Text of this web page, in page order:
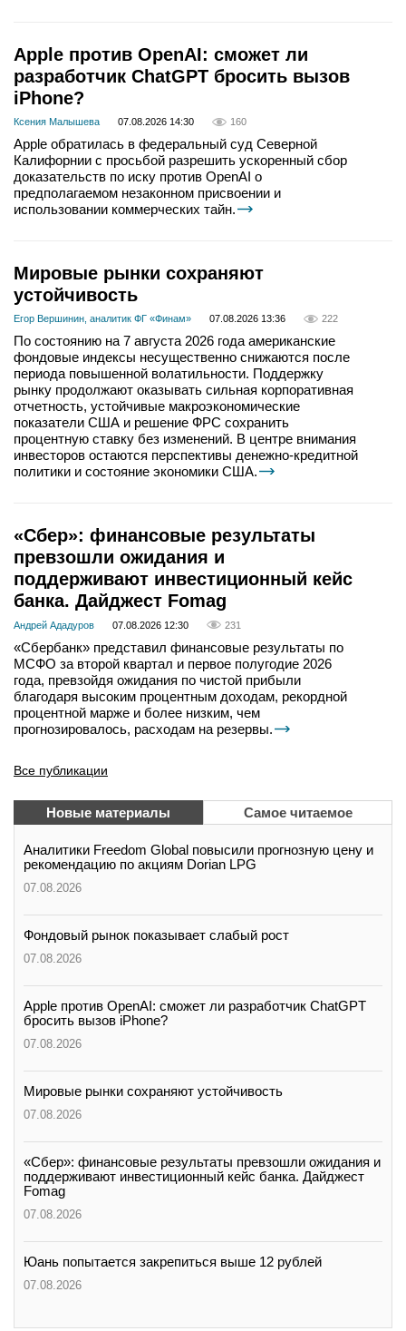
Apple против OpenAI: сможет ли
разработчик ChatGPT бросить вызов
iPhone?
Ксения Малышева 07.08.2026 14:30 160
Apple обратилась в федеральный суд Северной
Калифорнии с просьбой разрешить ускоренный сбор
доказательств по иску против OpenAI о
предполагаемом незаконном присвоении и
использовании коммерческих тайн.
Мировые рынки сохраняют
устойчивость
Егор Вершинин, аналитик ФГ «Финам» 07.08.2026 13:36 222
По состоянию на 7 августа 2026 года американские
фондовые индексы несущественно снижаются после
периода повышенной волатильности. Поддержку
рынку продолжают оказывать сильная корпоративная
отчетность, устойчивые макроэкономические
показатели США и решение ФРС сохранить
процентную ставку без изменений. В центре внимания
инвесторов остаются перспективы денежно-кредитной
политики и состояние экономики США.
«Сбер»: финансовые результаты
превзошли ожидания и
поддерживают инвестиционный кейс
банка. Дайджест Fomag
Андрей Ададуров 07.08.2026 12:30 231
«Сбербанк» представил финансовые результаты по
МСФО за второй квартал и первое полугодие 2026
года, превзойдя ожидания по чистой прибыли
благодаря высоким процентным доходам, рекордной
процентной марже и более низким, чем
прогнозировалось, расходам на резервы.
Все публикации
Новые материалы Самое читаемое
Аналитики Freedom Global повысили прогнозную цену и
рекомендацию по акциям Dorian LPG
07.08.2026
Фондовый рынок показывает слабый рост
07.08.2026
Apple против OpenAI: сможет ли разработчик ChatGPT
бросить вызов iPhone?
07.08.2026
Мировые рынки сохраняют устойчивость
07.08.2026
«Сбер»: финансовые результаты превзошли ожидания и
поддерживают инвестиционный кейс банка. Дайджест
Fomag
07.08.2026
Юань попытается закрепиться выше 12 рублей
07.08.2026